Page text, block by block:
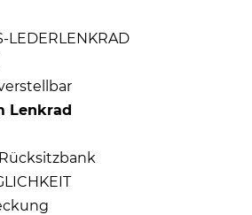
LEDERLENKRAD
Lenkrad